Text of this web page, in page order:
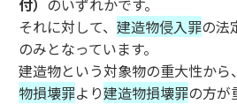
付） のいずれかです。
それに対して、建造物侵入罪の法
のみとなっています。
建造物という対象物の重大性か
物損壊罪より建造物損壊罪の方が